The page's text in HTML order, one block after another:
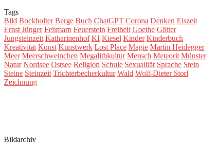
Tags
Bild Bockholter Berge Buch ChatGPT Corona Denken Eiszeit
Ernst Jünger Fehmarn Feuerstein Freiheit Goethe Götter
Jungsteinzeit Katharinenhof KI Kiesel Kinder Kinderbuch
Kreativität Kunst Kunstwerk Lost Place Magie Martin Heidegger
Meer Meerschweinchen Megalithkultur Mensch Meteorit Münster
Natur Nordsee Ostsee Religion Schule Sexualität Sprache Stein
Steine Steinzeit Trichterbecherkultur Wald Wolf-Dieter Storl
Zeichnung
Bildarchiv